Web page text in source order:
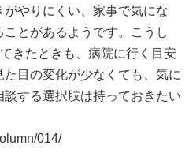
やりにくい、家事で気にな
とがあるようです。こうし
きたときも、病院に行く目安
目の変化が少なくても、気に
する選択肢は持っておきたい
014/